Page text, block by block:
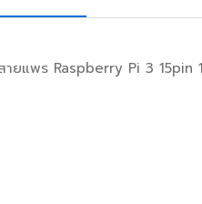
ายแพร Raspberry Pi 3 15pin